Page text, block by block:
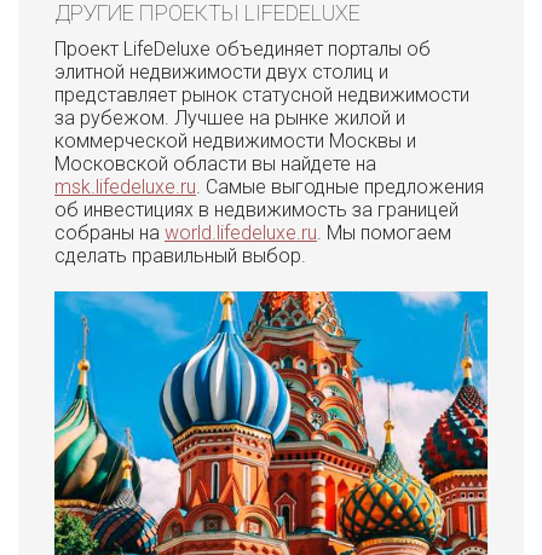
ДРУГИЕ ПРОЕКТЫ LIFEDELUXE
Проект LifeDeluxe объединяет порталы об
элитной недвижимости двух столиц и
представляет рынок статусной недвижимости
за рубежом. Лучшее на рынке жилой и
коммерческой недвижимости Москвы и
Московской области вы найдете на
msk.lifedeluxe.ru . Самые выгодные предложения
об инвестициях в недвижимость за границей
собраны на world.lifedeluxe.ru . Мы помогаем
сделать правильный выбор.